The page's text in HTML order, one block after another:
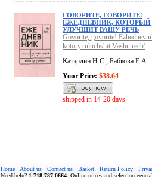
ГОВОРИТЕ, ГОВОРИТЕ!
ЕЖЕДНЕВНИК, КОТОРЫЙ
УЛУЧШИТ ВАШУ РЕЧЬ
Govorite, govorite!
kotoryi uluchshit Vashu rech'
Катэрлин Н.С., Бабкова Е.А.
Your Price: $38.64
shipped in 14-20 days
Home About us Contact us Basket Return Policy
Need help? 1-718-787-0664 . Online prices and selection